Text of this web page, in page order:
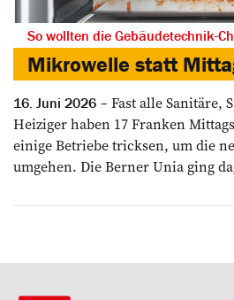
So wollten die Gebäudetechnik-
Mikrowelle statt
16. Juni 2026
Fast alle ­Sanitäre,
Heiziger haben 17 Franken
einige Betriebe ­tricksen, um die
umgehen. Die Berner Unia ging